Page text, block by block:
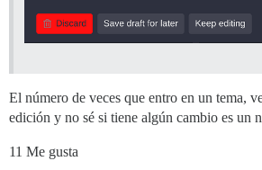
El número de veces que entro en un tema,
edición y no sé si tiene algún cambio es un
11 Me gusta